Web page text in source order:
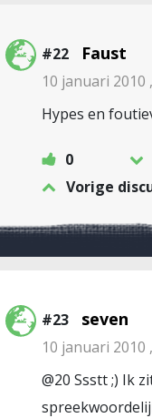
#22 Faust
10 januari 2010
Hypes en
0
Vorige
#23 seven
10 januari 2010
@20 Ssstt ;) Ik